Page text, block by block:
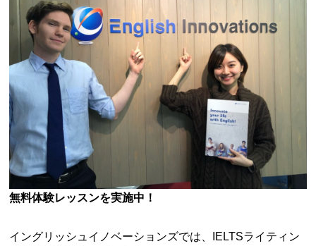
無料体験レッスンを実施中！
イングリッシュイノベーションズでは、IELTSライティン